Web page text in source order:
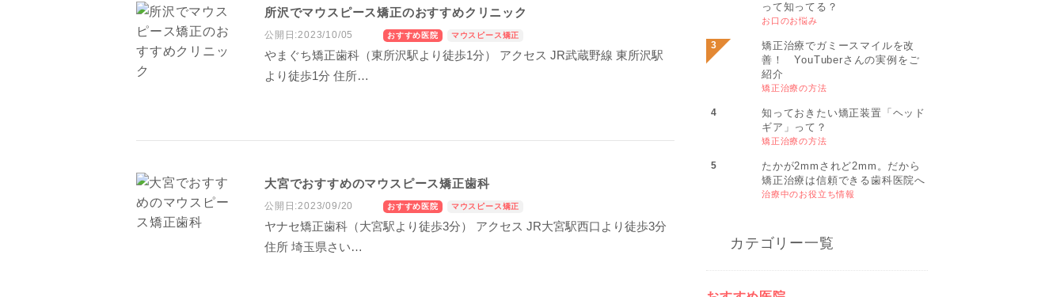
所沢でマウスピース矯正のおすすめクリニック
公開日:2023/10/05 おすすめ医院 マウスピース矯正
やまぐち矯正歯科（東所沢駅より徒歩1分） アクセス JR武蔵野線 東所沢駅
より徒歩1分 住所…
大宮でおすすめのマウスピース矯正歯科
公開日:2023/09/20 おすすめ医院 マウスピース矯正
ヤナセ矯正歯科（大宮駅より徒歩3分） アクセス JR大宮駅西口より徒歩3分
住所 埼玉県さい…
って知ってる？
お口のお悩み
矯正治療でガミースマイルを改
善！ YouTuberさんの実例をご
紹介
矯正治療の方法
知っておきたい矯正装置「ヘッド
ギア」って？
矯正治療の方法
たかが2mmされど2mm。だから
矯正治療は信頼できる歯科医院へ
治療中のお役立ち情報
カテゴリー一覧